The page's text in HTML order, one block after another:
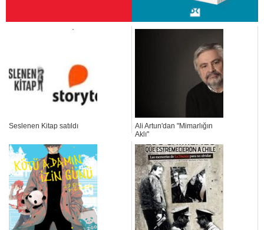
Seslenen Kitap satıldı
Ali Artun'dan "Mimarlığın
Aklı"